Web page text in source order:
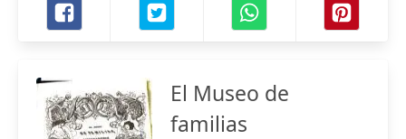
El Museo de
familias